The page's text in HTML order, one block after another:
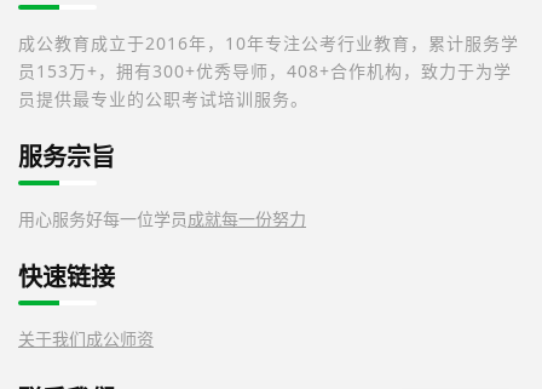
成公教育成立于2016年，10年专注公考行业教育，累计服务学
员153万+，拥有300+优秀导师，408+合作机构，致力于为学
员提供最专业的公职考试培训服务。
服务宗旨
用心服务好每一位学员成就每一份努力
快速链接
关于我们成公师资